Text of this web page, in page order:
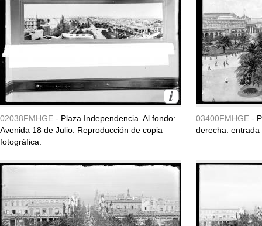
02038FMHGE - Plaza Independencia. Al fondo:
Avenida 18 de Julio. Reproducción de copia
fotográfica.
03400FMHGE -
derecha: